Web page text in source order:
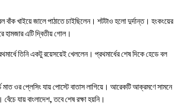
খাইয়ে জালে পাঠাতে চাইছিলেন। শটটাও হলো দুর্দান্ত। হংকংয়ের
হামজার এটি দ্বিতীয় গোল।
তিনি একটু রয়েসয়েই খেললেন। প্রথমার্ধের শেষ দিকে হেডে বল
ওর প্লেসিং যায় পোস্টে বাতাস লাগিয়ে। আরেকটি আক্রমণে সামনে
যায় বাংলাদেশ, তবে শেষ রক্ষা হয়নি।